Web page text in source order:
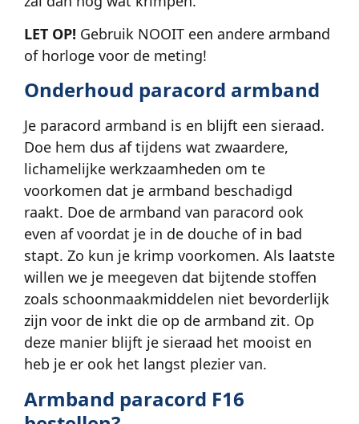
LET OP! Gebruik NOOIT een andere armband
of horloge voor de meting!
Onderhoud paracord armband
Je paracord armband is en blijft een sieraad.
Doe hem dus af tijdens wat zwaardere,
lichamelijke werkzaamheden om te
voorkomen dat je armband beschadigd
raakt. Doe de armband van paracord ook
even af voordat je in de douche of in bad
stapt. Zo kun je krimp voorkomen. Als laatste
willen we je meegeven dat bijtende stoffen
zoals schoonmaakmiddelen niet bevorderlijk
zijn voor de inkt die op de armband zit. Op
deze manier blijft je sieraad het mooist en
heb je er ook het langst plezier van.
Armband paracord F16